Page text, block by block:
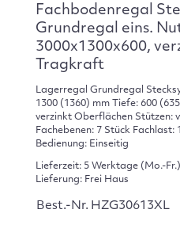
Fachbodenregal
Grundregal eins.
3000x1300x600,
Tragkraft
Lagerregal Grundregal
1300 (1360) mm Tiefe: 600
verzinkt Oberflächen Stützen:
Fachebenen: 7 Stück Fachlast:
Bedienung: Einseitig
Lieferzeit: 5 Werktage (Mo.-Fr.)
Lieferung: Frei Haus
Best.-Nr. HZG30613XL